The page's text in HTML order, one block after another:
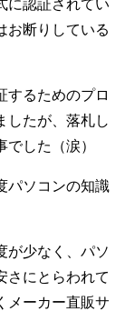
に認証されてい
お断りしている
するためのプロ
したが、落札し
した（涙）
パソコンの知識
が少なく、パソ
さにとらわれて
メーカー直販サ